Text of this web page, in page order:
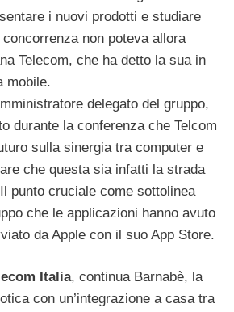
i nuovi prodotti e studiare
non poteva allora
Telecom, che ha detto la sua in
mobile.
delegato del gruppo,
durante la conferenza che Telcom
sulla sinergia tra computer e
che questa sia infatti la strada
punto cruciale come sottolinea
che le applicazioni hanno avuto
da Apple con il suo App Store.
Italia, continua Barnabè, la
con un’integrazione a casa tra